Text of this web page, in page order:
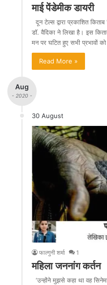
माई पेंडेमीक डायरी
दून टेल्स द्वारा प्रकाशित
डॉ. वैदिका ने लिखा है। इस
मन पर घटित हुए सभी प्रभावों
Read More »
Aug
- 2020 -
30 August
फाल्गुनी शर्मा 1
महिला जननांग कर्तन
‘उन्होंने मुझसे कहा था वह